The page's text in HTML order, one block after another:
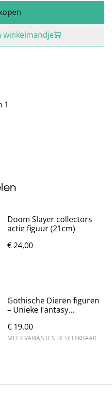
winkelmandje
1
Doom Slayer collectors
actie figuur (21cm)
€ 24,00
Gothische Dieren figuren
– Unieke Fantasy
€ 19,00
MEER VARIANTEN BESCHIKBAAR